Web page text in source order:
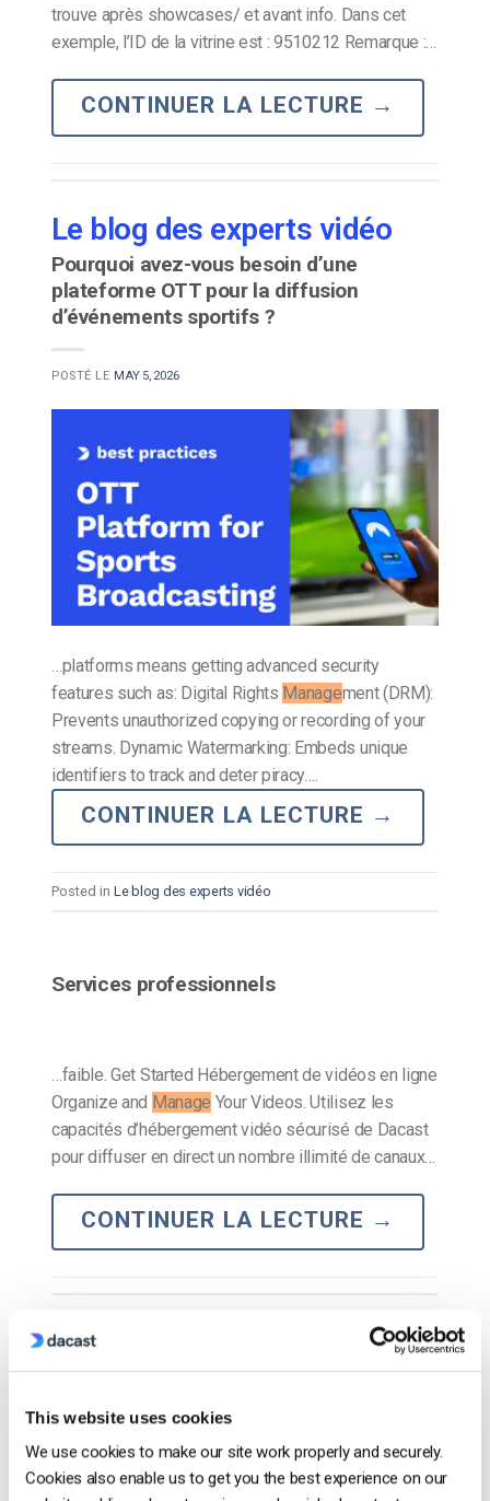
This website uses cookies
We use cookies to make our site work properly and securely.
Cookies also enable us to get you the best experience on our
trouve après showcases/ et avant info. Dans cet
exemple, l’ID de la vitrine est : 9510212 Remarque :…
CONTINUER LA LECTURE →
Le blog des experts vidéo
Pourquoi avez-vous besoin d’une
plateforme OTT pour la diffusion
d’événements sportifs ?
POSTÉ LE MAY 5, 2026
…platforms means getting advanced security
features such as: Digital Rights Management (DRM):
Prevents unauthorized copying or recording of your
streams. Dynamic Watermarking: Embeds unique
identifiers to track and deter piracy….
CONTINUER LA LECTURE →
Posted in Le blog des experts vidéo
Services professionnels
…faible. Get Started Hébergement de vidéos en ligne
Organize and Manage Your Videos. Utilisez les
capacités d’hébergement vidéo sécurisé de Dacast
pour diffuser en direct un nombre illimité de canaux…
CONTINUER LA LECTURE →
Galerie vidéo de l’Expo
…vidéo sur la plateforme Dacast. Transcoder si
nécessaire. En savoir plus FluxManageOrganiser,
monétiser et plus encore. Créez des listes de